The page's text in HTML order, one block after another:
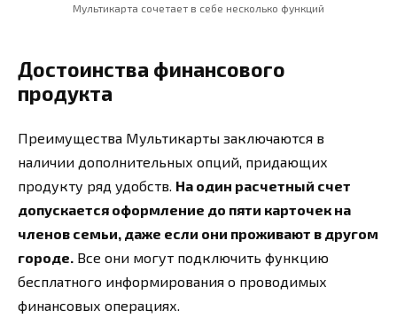
Мультикарта сочетает в себе несколько функций
Достоинства финансового
продукта
Преимущества Мультикарты заключаются в
наличии дополнительных опций, придающих
продукту ряд удобств. На один расчетный счет
допускается оформление до пяти карточек на
членов семьи, даже если они проживают в другом
городе. Все они могут подключить функцию
бесплатного информирования о проводимых
финансовых операциях.